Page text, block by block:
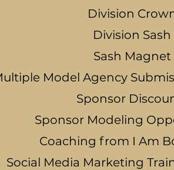
Division
Division Sash
Sash Magnet
Model Agency
Sponsor
Sponsor Modeling
Coaching from I Am
Social Media Marketing